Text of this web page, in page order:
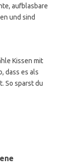
aufblasbare
und sind
Kissen mit
dass es als
So sparst du